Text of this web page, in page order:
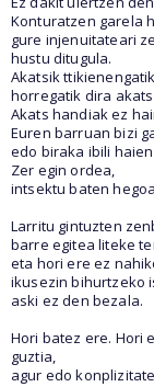
Konturatzen garela
gure injenuitateari
hustu ditugula.
Akatsik
horregatik dira
Akats handiak ez
Euren barruan bizi
edo biraka ibili
Zer egin ordea,
intsektu baten
Larritu gintuzten
barre egitea liteke
eta hori ere ez
ikusezin bihurtzeko
aski ez den bezala.
Hori batez ere. Hori
guztia,
agur edo